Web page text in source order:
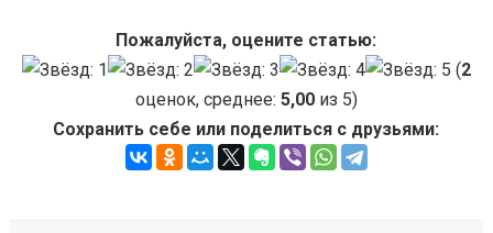
Пожалуйста, оцените статью:
(2
оценок, среднее: 5,00из 5)
Сохранить себе или поделиться с друзьями: